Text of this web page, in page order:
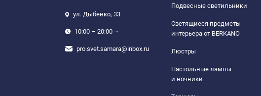
ул. Дыбенко, 33
10:00 – 20:00
pro.svet.samara@inbox.ru
Подвесные светильники
Светящиеся предметы
интерьера от BERKANO
Люстры
Настольные лампы
и ночники